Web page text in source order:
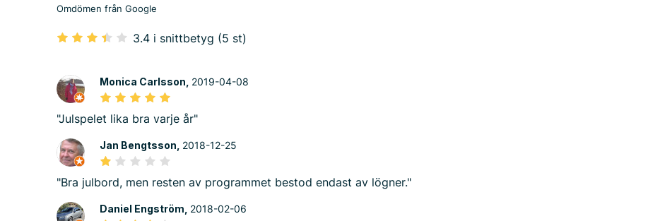
Omdömen från Google
3.4 i snittbetyg (5 st)
Monica Carlsson, 2019-04-08
"Julspelet lika bra varje år"
Jan Bengtsson, 2018-12-25
"Bra julbord, men resten av programmet bestod endast av lögner."
Daniel Engström, 2018-02-06